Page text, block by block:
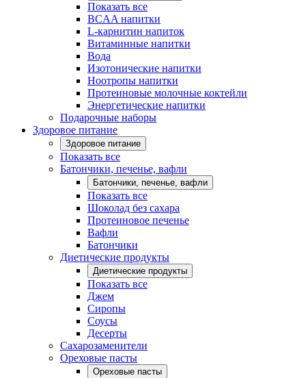
Показать все
BCAA напитки
L-карнитин напиток
Витаминные напитки
Вода
Изотонические напитки
Ноотропы напитки
Протеиновые молочные коктейли
Энергетические напитки
Подарочные наборы
Здоровое питание
Здоровое питание
Показать все
Батончики, печенье, вафли
Батончики, печенье, вафли
Показать все
Шоколад без сахара
Протеиновое печенье
Вафли
Батончики
Диетические продукты
Диетические продукты
Показать все
Джем
Сиропы
Соусы
Десерты
Сахарозаменители
Ореховые пасты
Ореховые пасты